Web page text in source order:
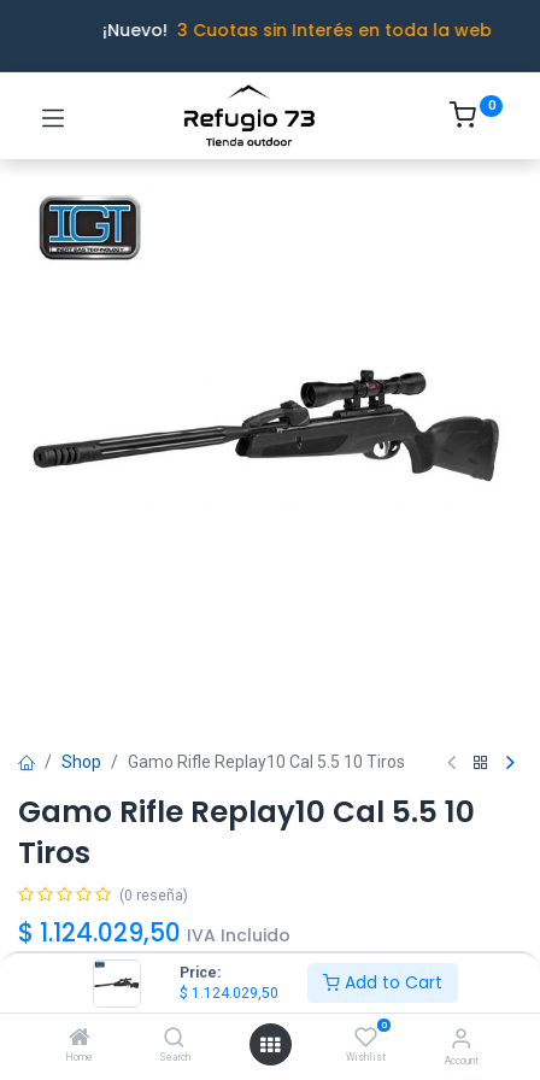
Price:
$ 1.124.029,50 Add to Cart
Home Search
0
Wishlist Account
¡Nuevo! 3 Cuotas sin Interés en toda la web
0
Shop Gamo Rifle Replay10 Cal 5.5 10 Tiros
Gamo Rifle Replay10 Cal 5.5 10
Tiros
(0 reseña)
$ 1.124.029,50 IVA Incluido
Comprar ya!